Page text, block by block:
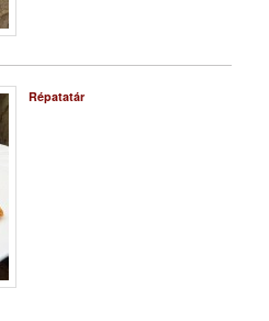
Répatatár